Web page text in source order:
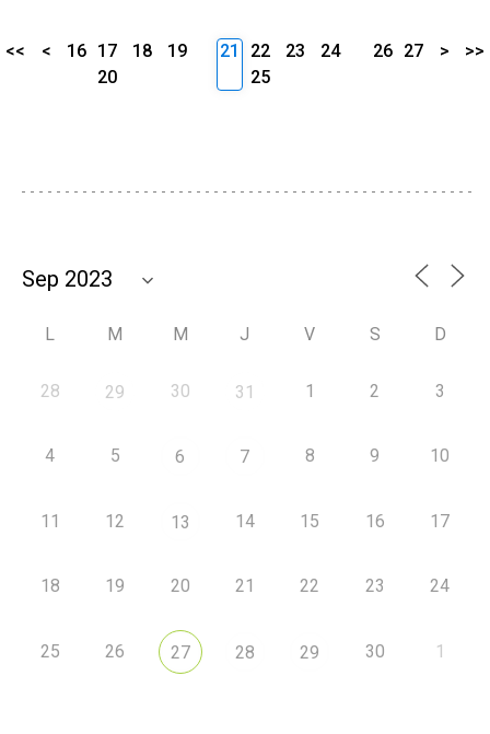
<< < 16 17 18
19
20
21 22 23
24
25
26 27 > >>
L M M J V S D
28 29 30 31 1 2 3
4 5 6 7 8 9 10
11 12 13 14 15 16 17
18 19 20 21 22 23 24
25 26 27 28 29 30 1